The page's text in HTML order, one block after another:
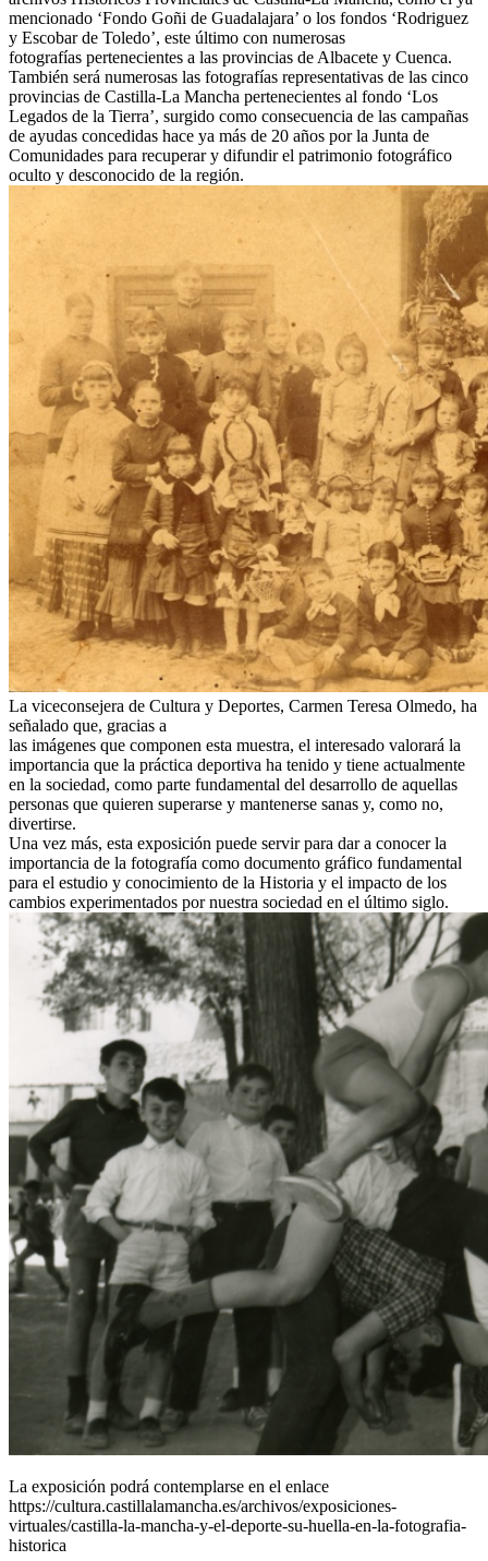
mencionado ‘Fondo Goñi de Guadalajara’ o los fondos ‘Rodriguez
y Escobar de Toledo’, este último con numerosas
fotografías pertenecientes a las provincias de Albacete y Cuenca.
También será numerosas las fotografías representativas de las cinco
provincias de Castilla-La Mancha pertenecientes al fondo ‘Los
Legados de la Tierra’, surgido como consecuencia de las campañas
de ayudas concedidas hace ya más de 20 años por la Junta de
Comunidades para recuperar y difundir el patrimonio fotográfico
oculto y desconocido de la región.
La viceconsejera de Cultura y Deportes, Carmen Teresa Olmedo, ha
señalado que, gracias a
las imágenes que componen esta muestra, el interesado valorará la
importancia que la práctica deportiva ha tenido y tiene actualmente
en la sociedad, como parte fundamental del desarrollo de aquellas
personas que quieren superarse y mantenerse sanas y, como no,
divertirse.
Una vez más, esta exposición puede servir para dar a conocer la
importancia de la fotografía como documento gráfico fundamental
para el estudio y conocimiento de la Historia y el impacto de los
cambios experimentados por nuestra sociedad en el último siglo.
La exposición podrá contemplarse en el enlace
https://cultura.castillalamancha.es/archivos/exposiciones-
virtuales/castilla-la-mancha-y-el-deporte-su-huella-en-la-fotografia-
historica